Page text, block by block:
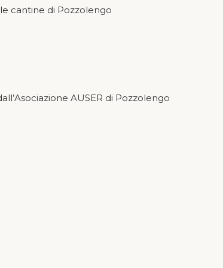
cantine di Pozzolengo
AUSER di Pozzolengo